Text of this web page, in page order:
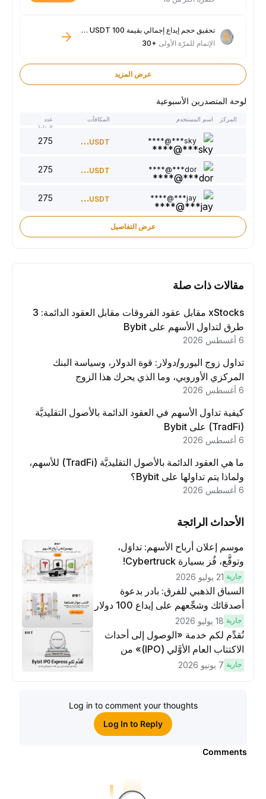
تحقيق حجم إيداع إجمالي بقيمة 100 USDT فأكثر
الإتمام للمرّة الأولى+30
عرض المزيد
لوحة المتصدرين الأسبوعية
المركز اسم المستخدم المكافآت
النقاط
sky***@****
300USDT
dor***@****
220USDT
jay***@****
150USDT
عرض التفاصيل
مقالات ذات صلة
xStocks مقابل عقود الفروقات مقابل العقود الدائمة: 3
طرق لتداول الأسهم على Bybit
تداول زوج اليورو/دولار: قوة الدولار، وسياسة البنك
المركزي الأوروبي، وما الذي يحرك هذا الزوج
كيفية تداول الأسهم في العقود الدائمة بالأصول التقليديَّة
ما هي العقود الدائمة بالأصول التقليديَّة (TradFi) للأسهم،
ولماذا يتم تداولها على Bybit؟
الأحداث الرائجة
موسم إعلان أرباح الأسهم: تداوَل،
وتوقَّع، فُز بسيارة Cybertruck!
جارية 21 يوليو 2026
السباق الذهبي للفرق: بادر بدعوة
أصدقائك وشجِّعهم على إيداع 100 دولار
لكسَب مكافآت مُضاعَفة
جارية 18 يوليو 2026
نُقدِّم لكم خدمة «الوصول إلى أحداث
الاكتتاب العام الأوَّلي (IPO)» من
Bybit، بوابتك للوصول المبكر إلى فرص
جارية 7 يونيو 2026
Log in to comment your thoughts
Log In to Reply
Comments